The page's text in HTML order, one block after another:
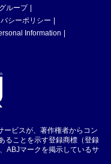
ループ
シーポリシー
Information
ービスが、著作権者からコン
ることを示す登録商標（登録
ABJマークを掲示しているサ